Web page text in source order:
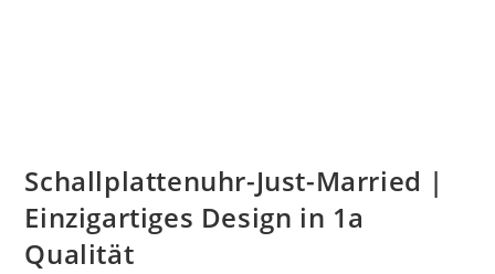
Schallplattenuhr-Just-Married |
Einzigartiges Design in 1a
Qualität